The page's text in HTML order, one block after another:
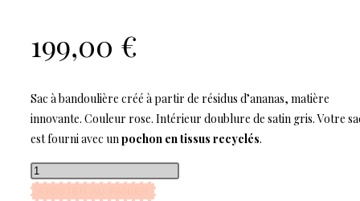
199,00 €
Sac à bandoulière créé à partir de résidus d’ananas, matière
innovante. Couleur rose. Intérieur doublure de satin gris. Votre
est fourni avec unpochon en tissus recyclés.
quantité
de